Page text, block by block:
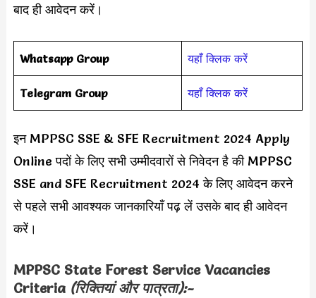
बाद ही आवेदन करें।
Whatsapp Group यहाँ क्लिक करें
Telegram Group यहाँ क्लिक करें
इन MPPSC SSE & SFE Recruitment 2024 Apply
Online पदों के लिए सभी उम्मीदवारों से निवेदन है की MPPSC
SSE and SFE Recruitment 2024 के लिए आवेदन करने
से पहले सभी आवश्यक जानकारियाँ पढ़ लें उसके बाद ही आवेदन
करें।
MPPSC State Forest Service Vacancies
Criteria (रिक्तियां और पात्रता):-